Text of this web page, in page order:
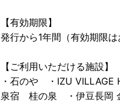
【有効期限】
発行から1年間（有効期限
【ご利用いただける施設】
・石のや ・IZU
泉宿 桂の泉 ・伊豆長岡